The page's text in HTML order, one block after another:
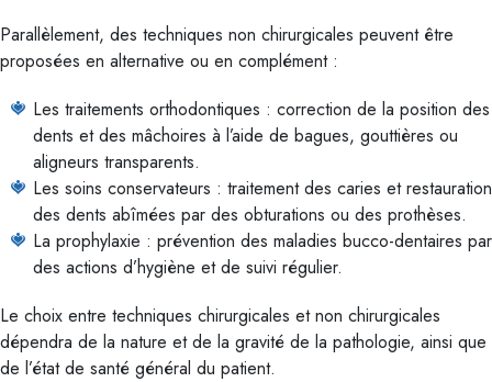
Parallèlement, des techniques non chirurgicales peuvent être
proposées en alternative ou en complément :
Les traitements orthodontiques : correction de la position des
dents et des mâchoires à l’aide de bagues, gouttières ou
aligneurs transparents.
Les soins conservateurs : traitement des caries et restauration
des dents abîmées par des obturations ou des prothèses.
La prophylaxie : prévention des maladies bucco-dentaires par
des actions d’hygiène et de suivi régulier.
Le choix entre techniques chirurgicales et non chirurgicales
dépendra de la nature et de la gravité de la pathologie, ainsi que
de l’état de santé général du patient.